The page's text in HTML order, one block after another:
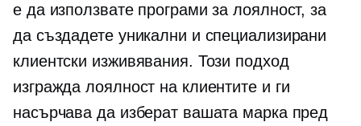
е да използвате програми за лоялност, за
да създадете уникални и специализирани
клиентски изживявания. Този подход
изгражда лоялност на клиентите и ги
насърчава да изберат вашата марка пред